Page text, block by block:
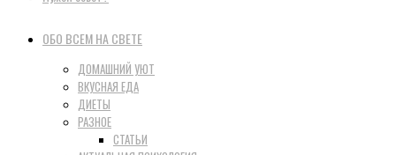
ОБО ВСЕМ НА СВЕТЕ
ДОМАШНИЙ УЮТ
ВКУСНАЯ ЕДА
ДИЕТЫ
РАЗНОЕ
СТАТЬИ